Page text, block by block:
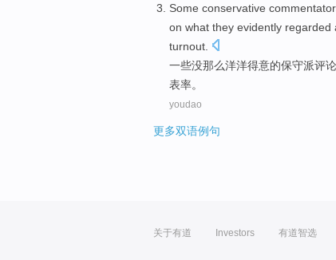
Some conservative
on what they evidently regarded
turnout
一些没那么洋洋得意的保守派评
表率。
youdao
更多双语例句
关于有道 Investors 有道智选